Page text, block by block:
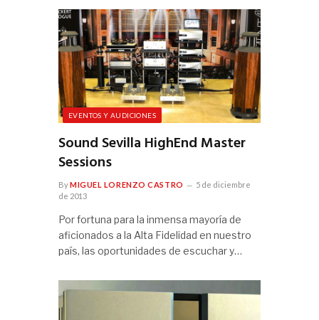
EVENTOS Y AUDICIONES
Sound Sevilla HighEnd Master
Sessions
ByMIGUEL LORENZO CASTRO
5 de diciembre
de 2013
Por fortuna para la inmensa mayoría de
aficionados a la Alta Fidelidad en nuestro
país, las oportunidades de escuchar y…